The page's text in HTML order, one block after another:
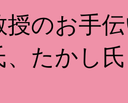
のお手
たかし